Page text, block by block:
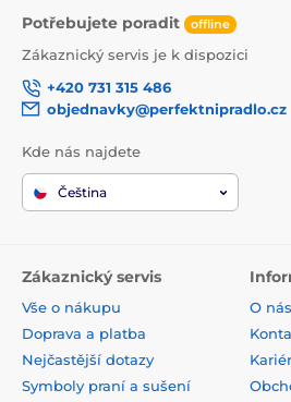
Potřebujete poradit offline
Zákaznický servis je k dispozici
+420 731 315 486
objednavky@perfektnipradlo.cz
Kde nás najdete
Čeština
Zákaznický servis
Vše o nákupu
Doprava a platba
Nejčastější dotazy
Symboly praní a sušení
O nás